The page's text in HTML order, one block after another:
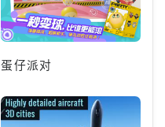
蛋仔派对